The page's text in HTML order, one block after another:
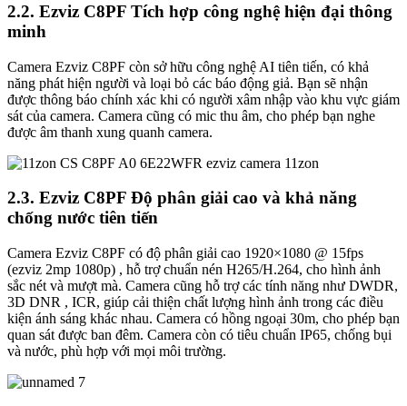
2.2. Ezviz C8PF Tích hợp công nghệ hiện đại thông
minh
Camera Ezviz C8PF còn sở hữu công nghệ AI tiên tiến, có khả
năng phát hiện người và loại bỏ các báo động giả. Bạn sẽ nhận
được thông báo chính xác khi có người xâm nhập vào khu vực giám
sát của camera. Camera cũng có mic thu âm, cho phép bạn nghe
được âm thanh xung quanh camera.
2.3. Ezviz C8PF Độ phân giải cao và khả năng
chống nước tiên tiến
Camera Ezviz C8PF có độ phân giải cao 1920×1080 @ 15fps
(ezviz 2mp 1080p) , hỗ trợ chuẩn nén H265/H.264, cho hình ảnh
sắc nét và mượt mà. Camera cũng hỗ trợ các tính năng như DWDR,
3D DNR , ICR, giúp cải thiện chất lượng hình ảnh trong các điều
kiện ánh sáng khác nhau. Camera có hồng ngoại 30m, cho phép bạn
quan sát được ban đêm. Camera còn có tiêu chuẩn IP65, chống bụi
và nước, phù hợp với mọi môi trường.